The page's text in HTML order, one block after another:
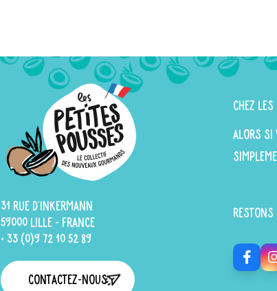
31 rue d'Inkermann
59000 Lille - France
+ 33 (0)9 72 10 52 89
Contactez-nous
Chez
Alors si
Restons